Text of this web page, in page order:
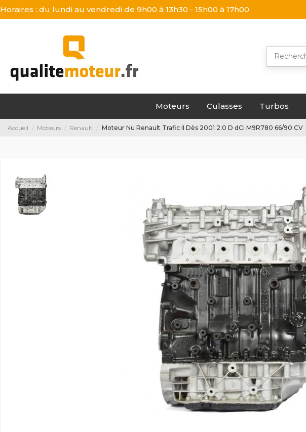
Horaires : du lundi au vendredi de 9h00 à 13h30 - 15h00 à 17h00
Moteurs Culasses Turbos
Accueil Moteurs Renault Moteur Nu Renault Trafic II Dès 2001 2.0 D dCi M9R780 66/90 CV